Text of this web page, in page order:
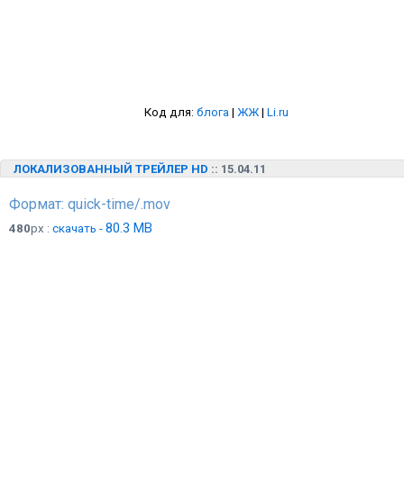
Код для: блога | ЖЖ | Li.ru
ЛОКАЛИЗОВАННЫЙ ТРЕЙЛЕР HD :: 15.04.11
Формат: quick-time/.mov
480px : скачать - 80.3 MB